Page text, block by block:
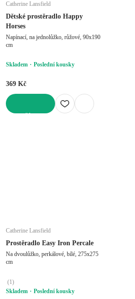
Catherine Lansfield
Dětské prostěradlo Happy
Horses
Napínací, na jednolůžko, růžové, 90x190
cm
Skladem Poslední kousky
369 Kč
Catherine Lansfield
Prostěradlo Easy Iron Percale
Na dvoulůžko, perkálové, bílé, 275x275
cm
(1)
Skladem
Poslední kousky